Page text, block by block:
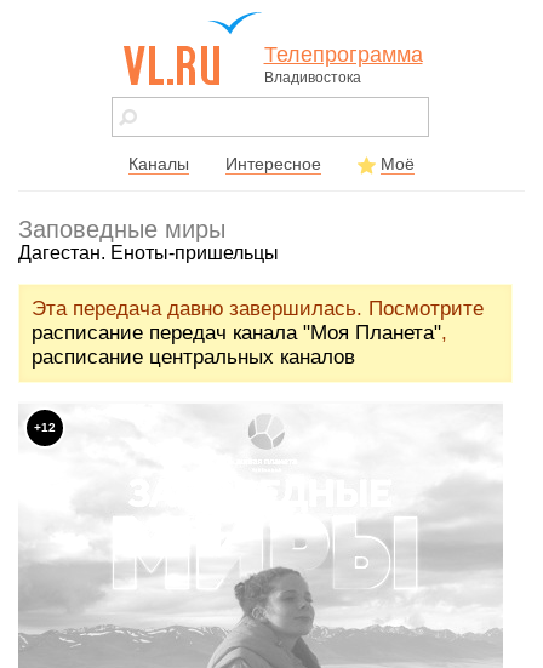
vl.ru - сайт
города
Телепрограмма
Владивостока
Каналы Интересное Моё
Заповедные миры
Дагестан. Еноты-пришельцы
Эта передача давно завершилась. Посмотрите
расписание передач канала "Моя Планета",
расписание центральных каналов
+12